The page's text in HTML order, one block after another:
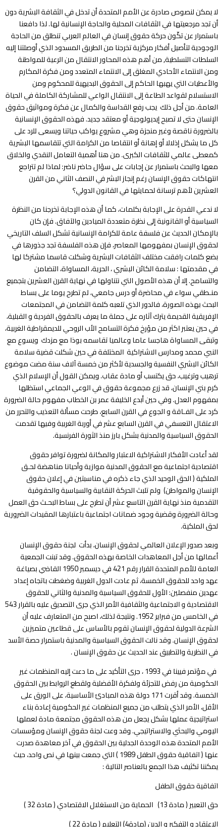
لا يمكن لنصوص صادرة عن الأمم المتحدة أن تدخل في الثقافة البشرية دون
أن تجد مرجعيتها في الثقافات المحلية والحاجة الإنسانية لها. لذا دافعنا
باستمرار عن تكّون حركة حقوق إنسان في العالم العربي تنطلق من الحاجة
الوجودية لتأصيل أفكار مركزية تخرجنا من الطريق المسدود الذي أوصلتنا إليه
السلطات التسلطية, من أهم هذه المحاور الانتقال من الرعية للمواطنة
ومن الانتماء الأحادي المغلق إلى الانتماء المتعدد ومن فكرة المكارم
والأعطيات التي يهبها الحاكم إلى الحقوق البديهية للمحكوم ومن
الاستسلام لقواعد الطاعة إلى الانتقال الواعي للمشاركة الكاملة في الحياة
العامة. من أجل ذلك يجب رفع القداسة والكمال عن فكرة ومواثيق حقوق
الإنسان حتى لا تصبح إيديولوجية أو معتقد جديد. فهذه الحقوق الإنسانية
بالضرورة ناقصة وغير منجزة وهي مشروع يواكب حياتنا ويسعى للرد على
كل ما يشكل إذلالا أو إهانة أو انتقاصا من الكرامة التي تتقاسمها البشرية
كمعطى عالمي للثقافات الكبرى. من هنا أهمية التعامل النقدي والخلاق
معها والبحث باستمرار عن إجابات على سؤال حاضر ناضر: لماذا لم تتراجع
انتهاكات حقوق الإنسان رغم إنجاز البشر في النصف الثاني من القرن
العشرين لأهم ترسانة لحمايتها في القانون الدولي؟
لا ندعي القدرة على الإجابة بكلمات، كما أن هذه الإجابة تخرجنا من النظرة
السياسية أو القانونية إلى نظرة متعددة الميادين والآفاق. فإن كان
بالإمكان الحديث عن فلسفة عامة للكرامة الإنسانية تشكل السلف التاريخي
لحقوق الإنسان بمفهومها المعاصر، فإن هذه الفلسفة تجد جذورها في
بضع كلمات رافقت مختلف الثقافات البشرية وشكلت قاسما مشتركا لها
في مقدمتها : سلامة الكائن البشري ، الحرية، المساواة، التضامن
والتسامح. إلا أن هذه الأصول التي نتناولها في نهاية القرن العشرين بتجميع
منـطقي سواء في محاضرة أو درس جامعي، لم تطرح يوما على بساط
البحث بهذه الصورة، فالدور الذي تلعبه كلمة التضامن في المجتمعات
الإفريقية القديمة يترك آثاره على جملة ما يعرف بالحقوق الفردية و القبلية،
في حين يعتبر اكثر من مؤرخ فكرة التسامح الأب الروحي للديمقراطية الغربية،
وتبقى المساواة هاجسا عاما وعالميا تقاسمه بوذا مع مزدك ويسوع مع
النبي محمد ومدارس الاشتراكية المختلفة في حين شكلت قضية سلامة
الكائن البشري النفسية والجسدية لأكثر من خمسة آلاف سنة مضت موضوع
ترهيب وترغيب، حق يكتسب أو مادة عقاب. ويمكن القول أن الإسلام الذي
كرم بني الإنسان، قد زرع مجموعة حقوق في الوعي الجماعي استظلها
بمفهوم العدل. وفي حين أبدع الخليفة عمر بن الخطاب مفهوم حالة الضرورة
كرد على الفـاقة و الجوع في القرن السابع، طرحت مسألة التعذيب والتحرر من
الاعتقال التعسفي في القرن السابع عشر في أوربة الغربية وفيها تقدمت
الحقوق السياسية والمدنية بشكل بارز منذ الثورة الفرنسية.
لقد أعادت الأفكار الاشتراكية الاعتبار والمكانة لضرورة توافر حقوق
اقتصادية اجتماعية مع الحقوق المدنية موازية وأحيانا مناهضة لحـق
الملكية ( الحق الوحيد الذي جاء ذكره في مناسبتين في إعلان حقوق
الإنسان والمواطن) ولم تلبث الحركة النقابية والسياسية والحقوقية
التقدمية منذ نهاية القرن التاسع عشر أن تطرح على بساط البحـث حق العمل
وحالة الضرورة وقضية وجود ضمانات اجتماعية باعتبارها المقيدات الضرورية
لحق الملكية.
وبعد صدور الإعلان العالمي لحقوق الإنسان، بدأت لجنة حقوق الإنسان
أعمالها من أجل المعاهدات الخاصة بهذه الحقوق. وقد تبنت الجمعية
العامة للأمم المتحدة القرار رقم 421 في ديسمبر 1950 القاضي بصياغة
عهد واحد للحقوق الخمسة، ثم عادت الدول الغربية وضغطت باتجاه إعداد
عهدين منفصلين: الأول للحقوق السياسية والمدنية والثاني للحقوق
الاقتصادية و الاجتماعية والثقافية الأمر الذي جرى التصديق عليه بالقرار 543
في الخامس من فبراير 1952. ونتيجة لذلك، اصبح من المتعارف عليه أن
الشرعة الدولية لحقوق الإنسان تقوم بالأساس على قطاعين متميزين
لحقوق الإنسان. وقد نالت الحقوق السياسية والمدنية باستمرار حصة الأسد
في النظرية والتطبيق عند الحديث عن حقوق الإنسان .
في مؤتمر فيينا في 1993 ، جرى التأكيد على ما دعت إليه المنظمات غير
الحكومية من رفض للتجزئة ولفكرة الأفضلية ولقطع الروابط بين الحقوق
الخمسة. وقد أقرت 171 دولة هذه المبادئ الأساسية، على الورق على
الأقل، الأمر الذي يتطلب من جميع المنظمات غير الحكومية إعادة بناء
استراتيجية عملها بشكل يجعل من هذه الحقوق مجتمعة مادة لعملها
اليومي والبحثي والاستراتيجي. وقد وعت لجنة حقوق الإنسان ومؤسسات
الأمم المتحدة هذه الوحدة الجدلية بين الحقوق في آخر معاهدة صدرت
عنها ( اتفاقية حقوق الطفل 1989 ) التي جمعت بينها في نص واحد، حيث
يمكننا تكثيف هذا الجمع بالعناصر التالية :
اتفاقية حقوق الطفل
حق التعبير ( مادة 13) الحماية من الاستغلال الاقتصادي ( مادة 32 )
الاعتقاد و التفكير و الدين (مادة4) التعليم ( مادة 22 )